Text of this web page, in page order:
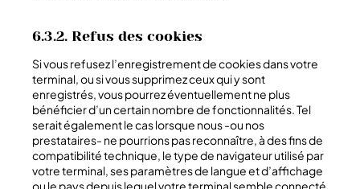
6.3.2. Refus des cookies
Si vous refusez l’enregistrement de cookies dans votre
terminal, ou si vous supprimez ceux qui y sont
enregistrés, vous pourrez éventuellement ne plus
bénéficier d’un certain nombre de fonctionnalités. Tel
serait également le cas lorsque nous -ou nos
prestataires- ne pourrions pas reconnaître, à des fins de
compatibilité technique, le type de navigateur utilisé par
votre terminal, ses paramètres de langue et d’affichage
ou le pays depuis lequel votre terminal semble connecté